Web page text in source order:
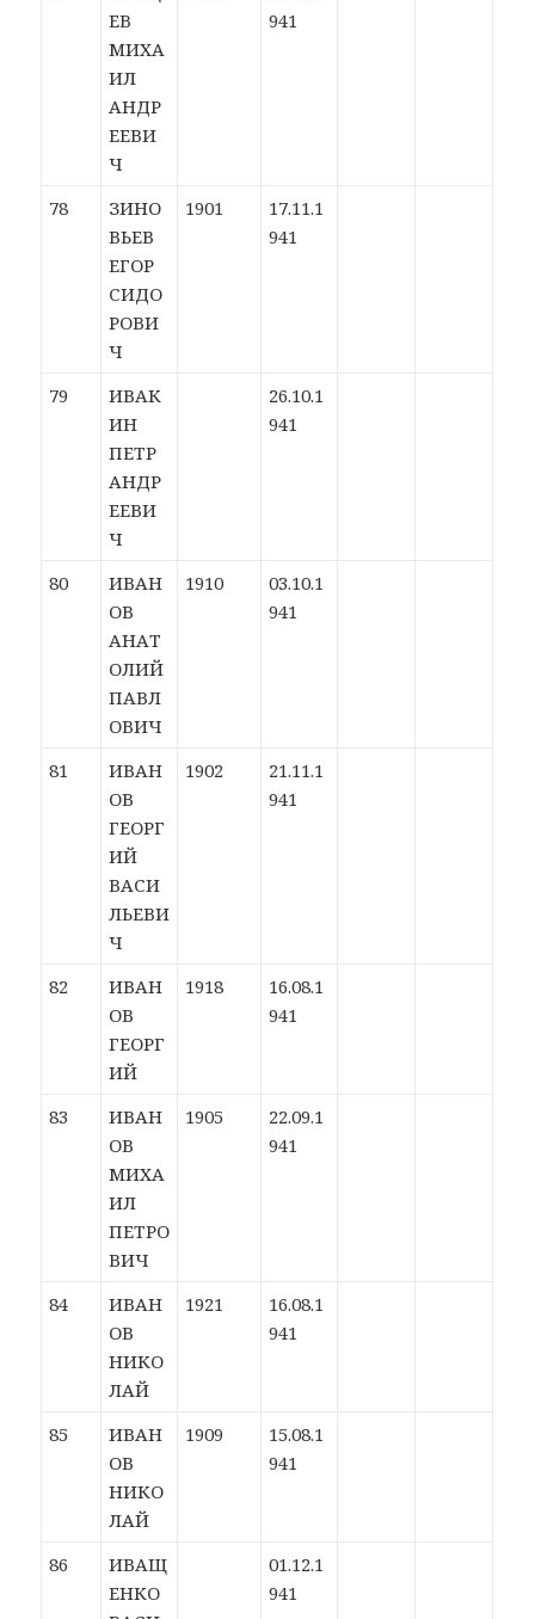
ЕВ
МИХА
ИЛ
АНДР
ЕЕВИ
Ч
941
78
ЗИНО
ВЬЕВ
ЕГОР
СИДО
РОВИ
Ч
1901
17.11.1
941
79
ИВАК
ИН
ПЕТР
АНДР
ЕЕВИ
Ч
26.10.1
941
80
ИВАН
ОВ
АНАТ
ОЛИЙ
ПАВЛ
ОВИЧ
1910
03.10.1
941
81
ИВАН
ОВ
ГЕОРГ
ИЙ
ВАСИ
ЛЬЕВИ
Ч
1902
21.11.1
941
82
ИВАН
ОВ
ГЕОРГ
ИЙ
1918
16.08.1
941
83
ИВАН
ОВ
МИХА
ИЛ
ПЕТРО
ВИЧ
1905
22.09.1
941
84
ИВАН
ОВ
НИКО
ЛАЙ
1921
16.08.1
941
85
ИВАН
ОВ
НИКО
ЛАЙ
1909
15.08.1
941
86
ИВАЩ
ЕНКО
01.12.1
941